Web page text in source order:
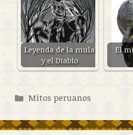
Leyenda de la mula
y el Diablo
El
Categorías
Mitos peruanos